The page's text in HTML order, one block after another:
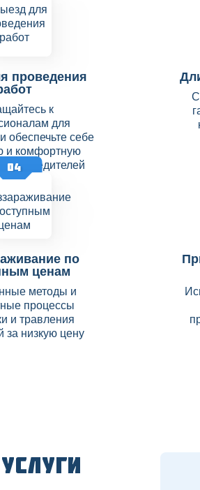
проведения
к
для
обеспечьте себе
и комфортную
без вредителей
04
по
ценам
методы и
процессы
и травления
за низкую цену